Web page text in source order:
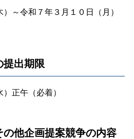
～令和７年３月１０日（月）
提出期限
正午（必着）
の他企画提案競争の内容